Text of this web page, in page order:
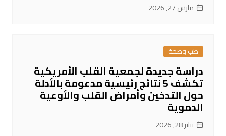
مارس 27, 2026
طب وصحة
دراسة جديدة لجمعية القلب الأمريكية
تكشف 5 نتائج رئيسية مدعومة بالأدلة
حول التدخين وأمراض القلب والأوعية
الدموية
يناير 28, 2026